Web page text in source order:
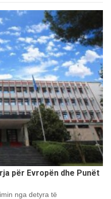
për Evropën dhe Punët
nga detyra të